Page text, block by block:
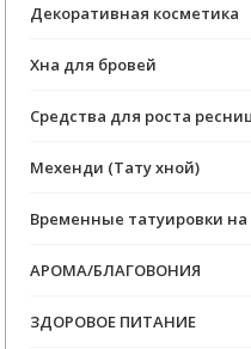
Декоративная косметика
Хна для бровей
Средства для роста
Мехенди (Тату хной)
Временные татуировки на
АРОМА/БЛАГОВОНИЯ
ЗДОРОВОЕ ПИТАНИЕ